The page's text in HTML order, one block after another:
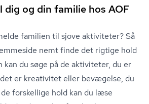
dig og din familie hos AOF
familien til sjove aktiviteter? Så
nemt finde det rigtige hold
kan du søge på de aktiviteter, du er
er kreativitet eller bevægelse, du
forskellige hold kan du læse